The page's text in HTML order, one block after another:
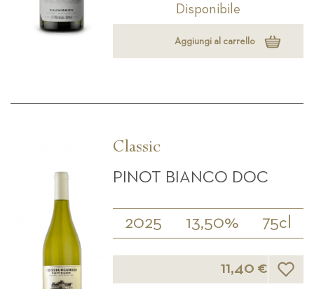
Disponibile
Aggiungi al carrello
Classic
PINOT BIANCO DOC
2025 13,50% 75cl
11,40 €